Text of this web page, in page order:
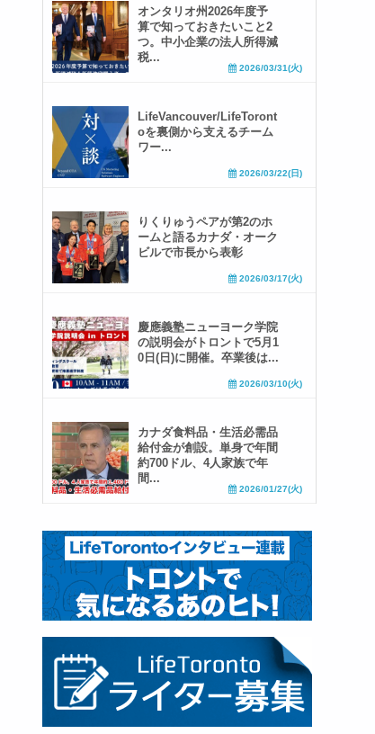
オンタリオ州2026年度予
算で知っておきたいこと2
つ。中小企業の法人所得減
税...
2026/03/31(火)
LifeVancouver/LifeToront
oを裏側から支えるチーム
ワー...
2026/03/22(日)
りくりゅうペアが第2のホ
ームと語るカナダ・オーク
ビルで市長から表彰
2026/03/17(火)
慶應義塾ニューヨーク学院
の説明会がトロントで5月1
0日(日)に開催。卒業後は...
2026/03/10(火)
カナダ食料品・生活必需品
給付金が創設。単身で年間
約700ドル、4人家族で年
間...
2026/01/27(火)